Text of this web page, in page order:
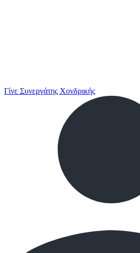
Γίνε Συνεργάτης Χονδρικής